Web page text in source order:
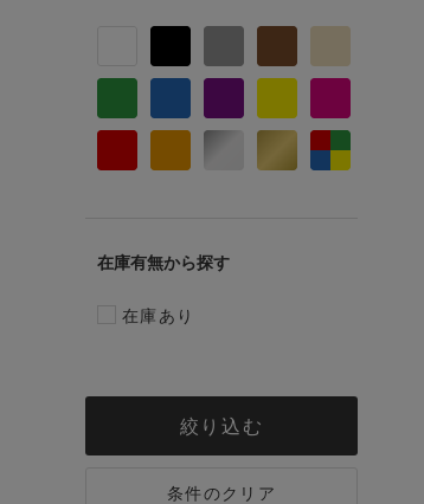
在庫有無
在庫あり
絞り込む
条件のクリア